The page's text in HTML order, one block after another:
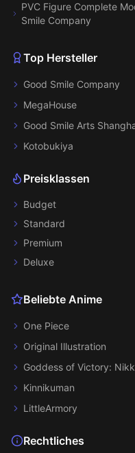
PVC Figure Complete
Smile Company
Top Hersteller
Good Smile Company
MegaHouse
Good Smile Arts
Kotobukiya
Preisklassen
Budget
Standard
Premium
Deluxe
Beliebte Anime
One Piece
Original Illustration
Goddess of Victory:
Kinnikuman
LittleArmory
Rechtliches